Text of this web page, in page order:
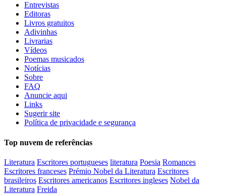
Entrevistas
Editoras
Livros gratuitos
Adivinhas
Livrarias
Vídeos
Poemas musicados
Notícias
Sobre
FAQ
Anuncie aqui
Links
Sugerir site
Política de privacidade e segurança
Top nuvem de referências
Literatura Escritores portugueses literatura Poesia Romances
Escritores franceses Prémio Nobel da Literatura Escritores
brasileiros Escritores americanos Escritores ingleses Nobel da
Literatura Freida